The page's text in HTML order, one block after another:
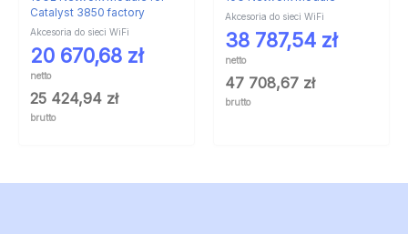
Catalyst 3850 factory
Akcesoria do sieci WiFi
20 670,68 zł
netto
25 424,94 zł
brutto
Akcesoria do sieci WiFi
38 787,54 zł
netto
47 708,67 zł
brutto